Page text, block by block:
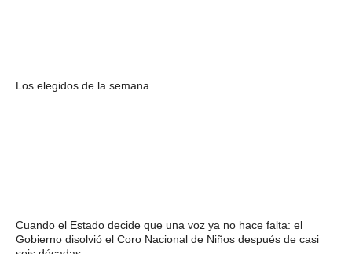
Los elegidos de la semana
Cuando el Estado decide que una voz ya no hace falta: el
Gobierno disolvió el Coro Nacional de Niños después de casi